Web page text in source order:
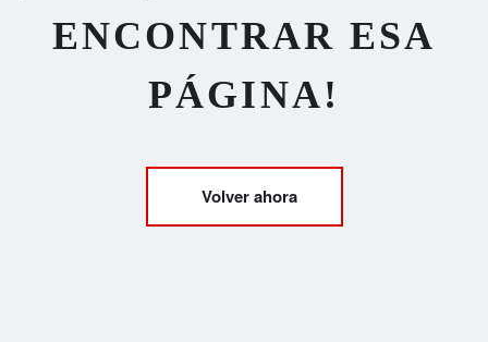
ENCONTRAR ESA
PÁGINA!
Volver ahora